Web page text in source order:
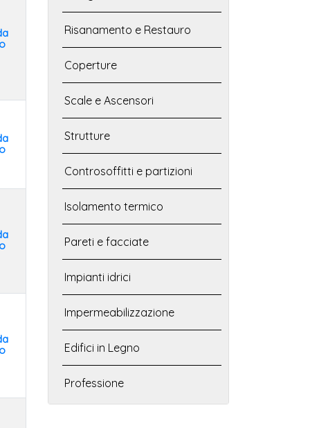
Risanamento e Restauro
Coperture
Scale e Ascensori
Strutture
Controsoffitti e partizioni
Isolamento termico
Pareti e facciate
Impianti idrici
Impermeabilizzazione
Edifici in Legno
Professione